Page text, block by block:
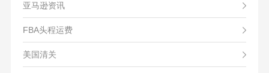
亚马逊资讯
FBA头程运费
美国清关